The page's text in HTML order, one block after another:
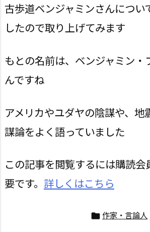
古歩道ベンジャミンさんについ
したので取り上げてみます
もとの名前は、ベンジャミン・
んですね
アメリカやユダヤの陰謀や、地
謀論をよく語っていました
この記事を閲覧するには購読
要です。 詳しくはこちら
 作家・言論人